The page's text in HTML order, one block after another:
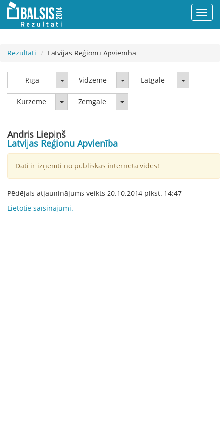
Rezultāti Latvijas Reģionu Apvienība
Rīga Rīga Vidzeme VidzemeLatgale Latgale
Kurzeme KurzemeZemgale Zemgale
Andris Liepiņš
Latvijas Reģionu Apvienība
Dati ir izņemti no publiskās interneta vides!
Pēdējais atjauninājums veikts 20.10.2014 plkst. 14:47
Lietotie saīsinājumi.